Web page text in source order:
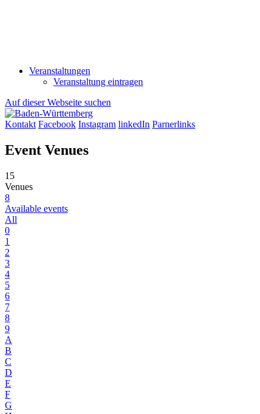
Veranstaltungen
Veranstaltung eintragen
Auf dieser Webseite suchen
Kontakt Facebook Instagram linkedIn Parnerlinks
Event Venues
15
Venues
8
Available events
All
0
1
2
3
4
5
6
7
8
9
A
B
C
D
E
F
G